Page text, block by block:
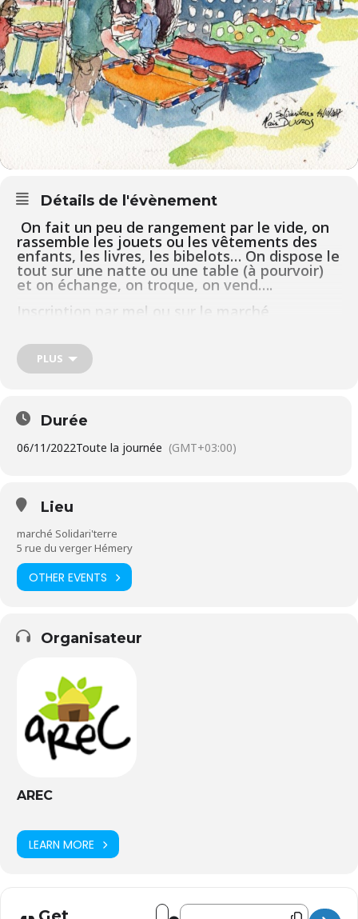
Détails de l'évènement
On fait un peu de rangement par le vide, on
rassemble les jouets ou les vêtements des
enfants, les livres, les bibelots… On dispose le
tout sur une natte ou une table (à pourvoir)
et on échange, on troque, on vend….
Inscription par mel ou sur le marché
La brocante est réservée aux adhérents de
l’association, pas aux professionnels !
Merci à Florent pour l’affiche !
PLUS
Durée
06/11/2022Toute la journée (GMT+03:00)
Lieu
marché Solidari'terre
5 rue du verger Hémery
OTHER EVENTS
Organisateur
AREC
LEARN MORE
Address - XIè Rencontres
Destination Address - XIè